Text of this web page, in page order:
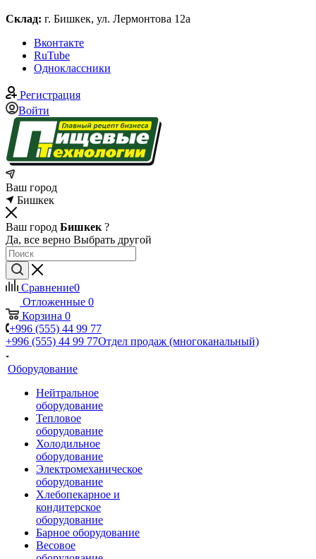
Склад: г. Бишкек, ул. Лермонтова 12а
Вконтакте
RuTube
Одноклассники
Регистрация
Войти
Ваш город
Бишкек
Ваш город Бишкек ?
Да, все верно Выбрать другой
Сравнение0
Отложенные 0
Корзина 0
+996 (555) 44 99 77
+996 (555) 44 99 77Отдел продаж (многоканальный)
Оборудование
Нейтральное
оборудование
Тепловое
оборудование
Холодильное
оборудование
Электромеханическое
оборудование
Хлебопекарное и
кондитерское
оборудование
Барное оборудование
Весовое